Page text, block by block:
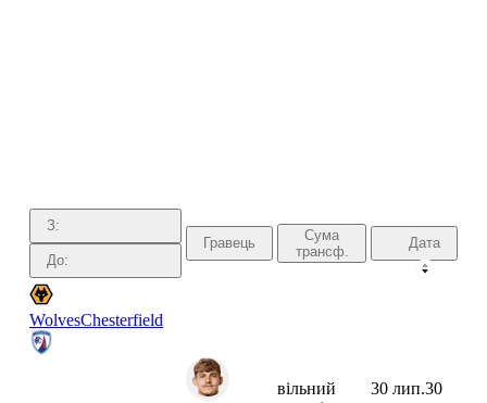
З:
До:
Гравець
Сума
трансф.
Дата
WolvesChesterfield
вільний
30 лип.30